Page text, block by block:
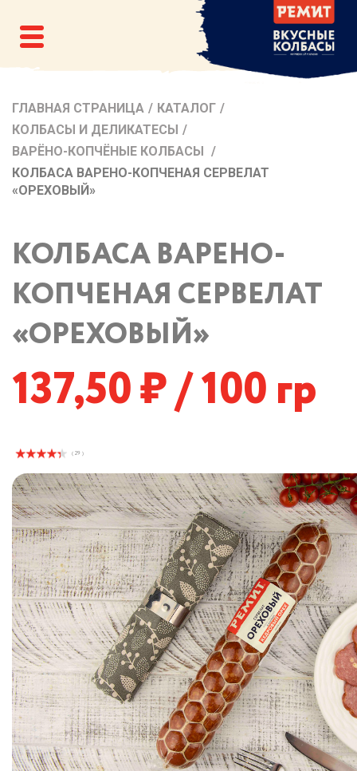
ГЛАВНАЯ СТРАНИЦА / КАТАЛОГ /
КОЛБАСЫ И ДЕЛИКАТЕСЫ /
ВАРЁНО-КОПЧЁНЫЕ КОЛБАСЫ /
КОЛБАСА ВАРЕНО-КОПЧЕНАЯ СЕРВЕЛАТ
«ОРЕХОВЫЙ»
КОЛБАСА ВАРЕНО-
КОПЧЕНАЯ СЕРВЕЛАТ
«ОРЕХОВЫЙ»
137,50 / 100 гр
( 29 )